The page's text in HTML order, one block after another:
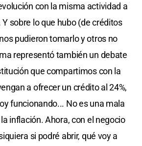
con la misma actividad a
sobre lo que hubo (de créditos
pudieron tomarlo y otros no
representó también un debate
que compartimos con la
a ofrecer un crédito al 24%,
funcionando... No es una mala
inflación. Ahora, con el negocio
si podré abrir, qué voy a